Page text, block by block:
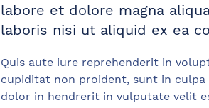
labore et dolore magna
laboris nisi ut aliquid ex ea
Quis aute iure reprehenderit in
cupiditat non proident, sunt in
dolor in hendrerit in vulputate velit